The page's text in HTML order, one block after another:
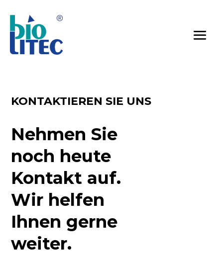
KONTAKTIEREN SIE UNS
Nehmen Sie
noch heute
Kontakt auf.
Wir helfen
Ihnen gerne
weiter.